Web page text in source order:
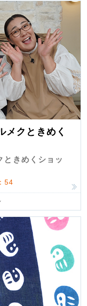
クときめく
きめくショッ
54